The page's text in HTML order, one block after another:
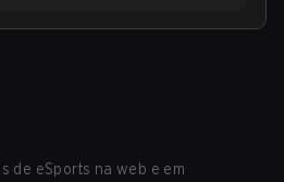
de eSports na web e em